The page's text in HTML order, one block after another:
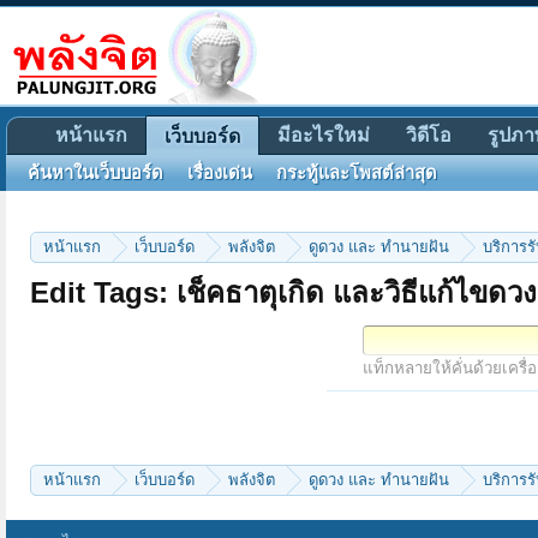
หน้าแรก เว็บบอร์ด พลังจิต ดูดวง และ ทำนายฝัน บริการ
Edit Tags: เช็คธาตุเกิด และวิธีแก้ไขด
แท็กหลายให้คั่นด้วยเครื่
หน้าแรก เว็บบอร์ด พลังจิต ดูดวง และ ทำนายฝัน บริการ
หน้าแรก เว็บบอร์ด
ค้นหาในเว็บบอร์ด เรื่องเด่น กระทู้และโพสต์ล่าสุด
มีอะไรใหม่ วิดีโอ รูปภ